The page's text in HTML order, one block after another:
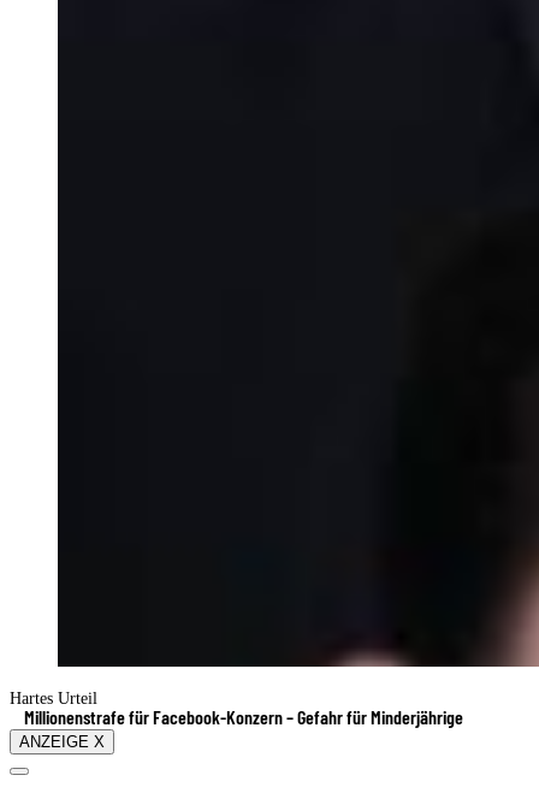
Hartes Urteil
Millionenstrafe für Facebook-Konzern – Gefahr für Minderjährige
ANZEIGE X